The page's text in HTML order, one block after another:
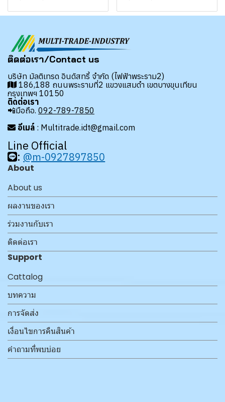
ติดต่อเรา/Contact us
บริษัท มัลติเทรด อินดัสทรี้ จำกัด (ไฟฟ้าพระราม2)
186,188 ถนนพระรามที่2 แขวงแสมดำ เขตบางขุนเทียน
กรุงเทพฯ 10150
ติดต่อเรา
📲มือถือ. 092-789-7850
อีเมล์ : Multitrade.idt@gmail.com
Line Official
: @m-0927897850
About
About us
ผลงานของเรา
ร่วมงานกับเรา
ติดต่อเรา
Support
Cattalog
บทความ
การจัดส่ง
เงื่อนไขการคืนสินค้า
คำถามที่พบบ่อย